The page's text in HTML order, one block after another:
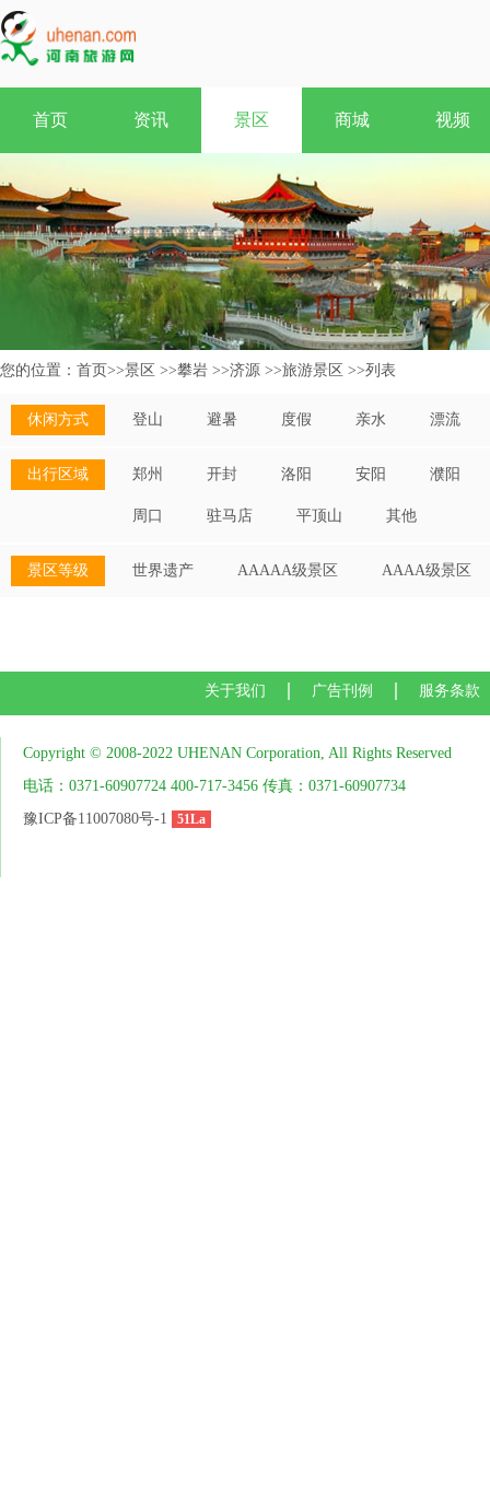
首页 资讯 景区 商城 视频
您的位置： 首页>>景区 >>攀岩 >>济源 >>旅游景区 >>列表
休闲方式 登山 避暑 度假 亲水 漂流
出行区域 郑州 开封 洛阳 安阳 濮阳
周口 驻马店 平顶山 其他
景区等级 世界遗产 AAAAA级景区 AAAA级景区
关于我们 广告刊例 服务条款
Copyright © 2008-2022 UHENAN Corporation, All Rights Reserved
电话：0371-60907724 400-717-3456 传真：0371-60907734
豫ICP备11007080号-1
51La